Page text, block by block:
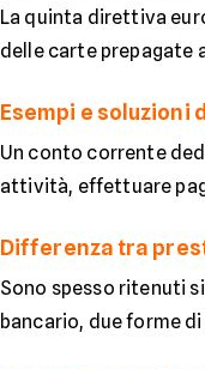
La quinta direttiva
delle carte prepagate
Esempi e soluzioni
Un conto corrente
attività, effettuare
Differenza tra
Sono spesso ritenuti
bancario, due forme